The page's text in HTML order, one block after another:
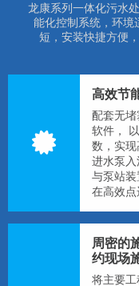
龙康系列一体化污水
能化控制系统，环境
短，安装快捷方便
高效节
配套无
软件，
数，实
进水泵
与泵站
在高效点
周密的
约现场
将主要